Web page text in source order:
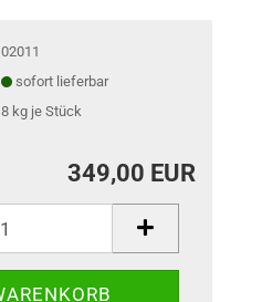
02011
sofort lieferbar
8kg je Stück
349,00 EUR